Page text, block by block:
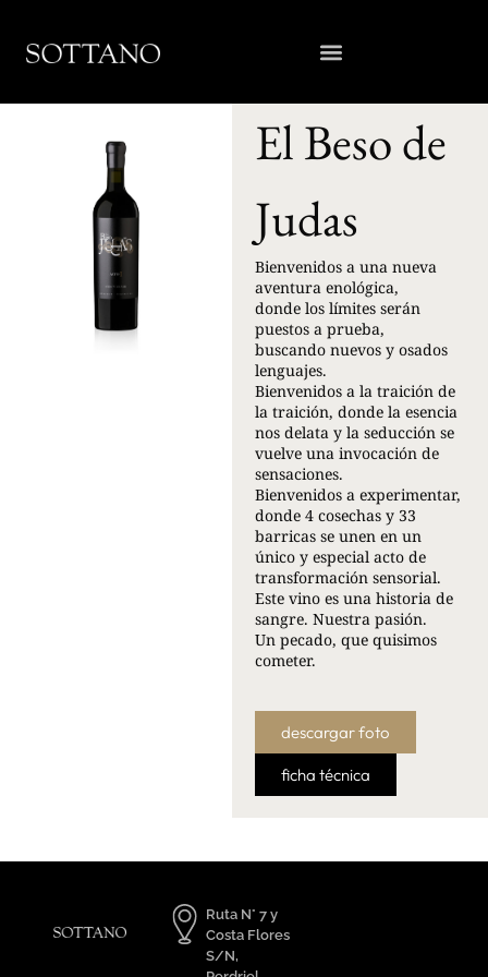
El Beso de
Judas
Bienvenidos a una nueva
aventura enológica,
donde los límites serán
puestos a prueba,
buscando nuevos y osados
lenguajes.
Bienvenidos a la traición de
la traición, donde la esencia
nos delata y la seducción se
vuelve una invocación de
sensaciones.
Bienvenidos a experimentar,
donde 4 cosechas y 33
barricas se unen en un
único y especial acto de
transformación sensorial.
Este vino es una historia de
sangre. Nuestra pasión.
Un pecado, que quisimos
cometer.
descargar foto
ficha técnica
Ruta N° 7 y
Costa Flores
S/N,